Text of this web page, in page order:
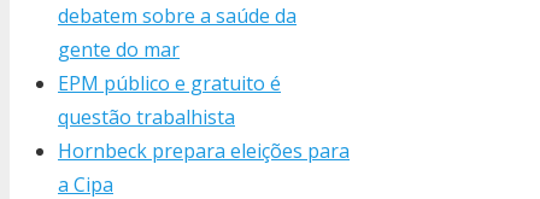
debatem sobre a saúde da
gente do mar
EPM público e gratuito é
questão trabalhista
Hornbeck prepara eleições para
a Cipa